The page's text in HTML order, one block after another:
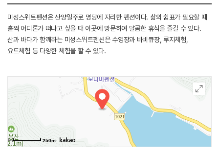
미성스위트펜션은 산양일주로 명당에 자리한 펜션이다. 삶의 쉼표가 필요할 때
훌쩍 어디론가 떠나고 싶을 때 이곳에 방문하여 달콤한 휴식을 즐길 수 있다.
산과 바다가 함께하는 미성스위트펜션은 수영장과 바비큐장, 루지체험,
요트체험 등 다양한 체험을 할 수 있다.
250m